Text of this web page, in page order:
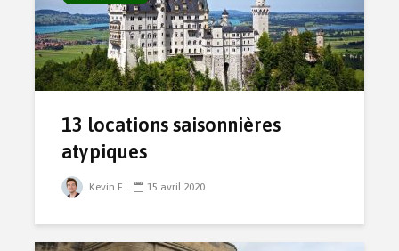
13 locations saisonnières
atypiques
Kevin F. 15 avril 2020